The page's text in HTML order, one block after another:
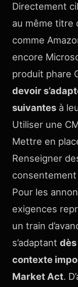
Directement
au même titre
comme
encore
produit phare
devoir
suivantes à
Utiliser une
Mettre en
Renseigner
consentement
Pour les
exigences
un train
s’adaptant
contexte
Market Act.